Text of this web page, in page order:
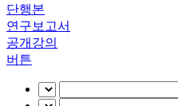
단행본
연구보고서
공개강의
버튼